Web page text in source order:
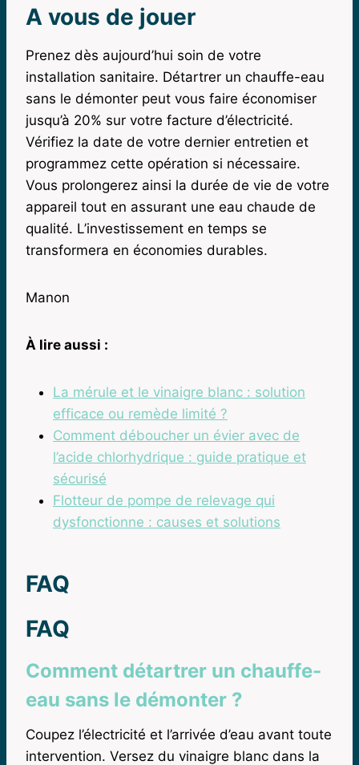
A vous de jouer
Prenez dès aujourd’hui soin de votre
installation sanitaire. Détartrer un chauffe-eau
sans le démonter peut vous faire économiser
jusqu’à 20% sur votre facture d’électricité.
Vérifiez la date de votre dernier entretien et
programmez cette opération si nécessaire.
Vous prolongerez ainsi la durée de vie de votre
appareil tout en assurant une eau chaude de
qualité. L’investissement en temps se
transformera en économies durables.
Manon
À lire aussi :
La mérule et le vinaigre blanc : solution
efficace ou remède limité ?
Comment déboucher un évier avec de
l’acide chlorhydrique : guide pratique et
sécurisé
Flotteur de pompe de relevage qui
dysfonctionne : causes et solutions
FAQ
FAQ
Comment détartrer un chauffe-
eau sans le démonter ?
Coupez l’électricité et l’arrivée d’eau avant toute
intervention. Versez du vinaigre blanc dans la